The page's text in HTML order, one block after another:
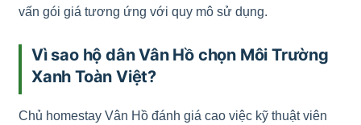
vấn gói giá tương ứng với quy mô sử dụng.
Vì sao hộ dân Vân Hồ chọn Môi Trường
Xanh Toàn Việt?
Chủ homestay Vân Hồ đánh giá cao việc kỹ thuật viên